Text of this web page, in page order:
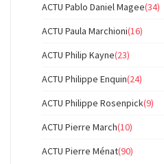
ACTU Pablo Daniel Magee(34)
ACTU Paula Marchioni(16)
ACTU Philip Kayne(23)
ACTU Philippe Enquin(24)
ACTU Philippe Rosenpick(9)
ACTU Pierre March(10)
ACTU Pierre Ménat(90)